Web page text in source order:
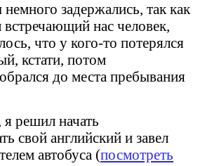
задержались, так как
встречающий нас человек,
что у кого-то потерялся
кстати, потом
до места пребывания
решил начать
свой английский и завел
автобуса (посмотреть